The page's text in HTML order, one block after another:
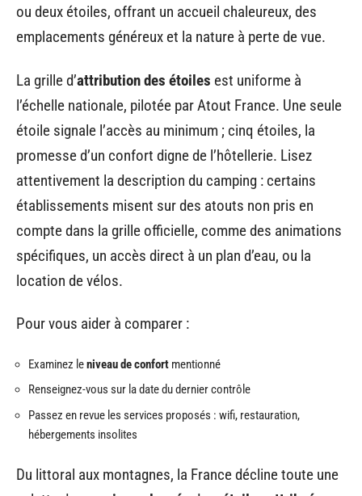
ou deux étoiles, offrant un accueil chaleureux, des
emplacements généreux et la nature à perte de vue.
La grille d’attribution des étoiles est uniforme à
l’échelle nationale, pilotée par Atout France. Une seule
étoile signale l’accès au minimum ; cinq étoiles, la
promesse d’un confort digne de l’hôtellerie. Lisez
attentivement la description du camping : certains
établissements misent sur des atouts non pris en
compte dans la grille officielle, comme des animations
spécifiques, un accès direct à un plan d’eau, ou la
location de vélos.
Pour vous aider à comparer :
Examinez leniveau de confort mentionné
Renseignez-vous sur la date du dernier contrôle
Passez en revue les services proposés : wifi, restauration,
hébergements insolites
Du littoral aux montagnes, la France décline toute une